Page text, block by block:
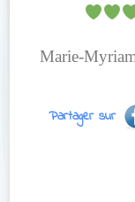
Marie-
Partager sur